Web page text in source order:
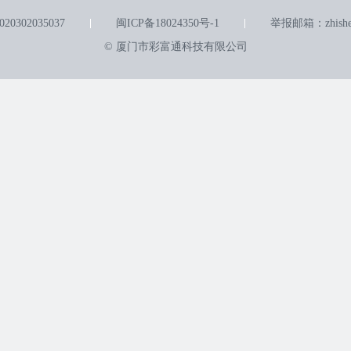
闽ICP备18024350号-1
举报邮箱：
© 厦门市彩富通科技有限公司